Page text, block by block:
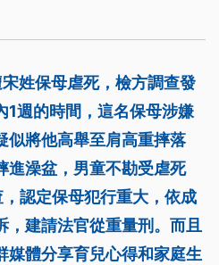
姓保母虐死，檢方調查發
週的時間，這名保母涉嫌
似將他高舉至肩高重摔落
進澡盆，男童不勘受虐死
認定保母犯行重大，依成
建請法官從重量刑。而且
媒體分享育兒心得和家庭生